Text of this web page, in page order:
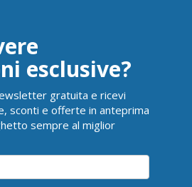
esclusive?
gratuita e ricevi
sconti e offerte in anteprima
sempre al miglior